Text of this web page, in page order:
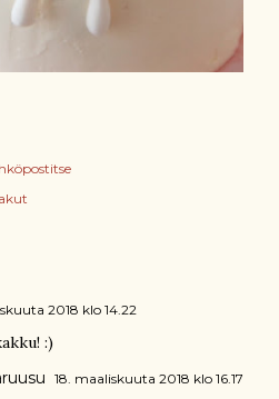
2018 klo 14.22
:)
18. maaliskuuta 2018 klo 16.17